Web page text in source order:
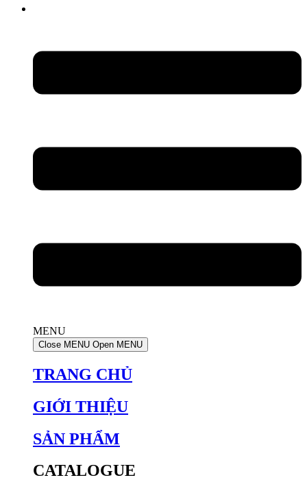
MENU
Close MENU Open MENU
TRANG CHỦ
GIỚI THIỆU
SẢN PHẨM
CATALOGUE